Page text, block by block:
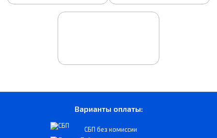
Варианты оплаты:
СБП без комиссии